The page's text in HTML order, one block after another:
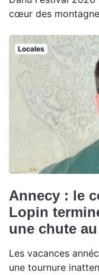
cœur des
Locales
Annecy : le
Lopin
une chute
Les vacances
une tournure